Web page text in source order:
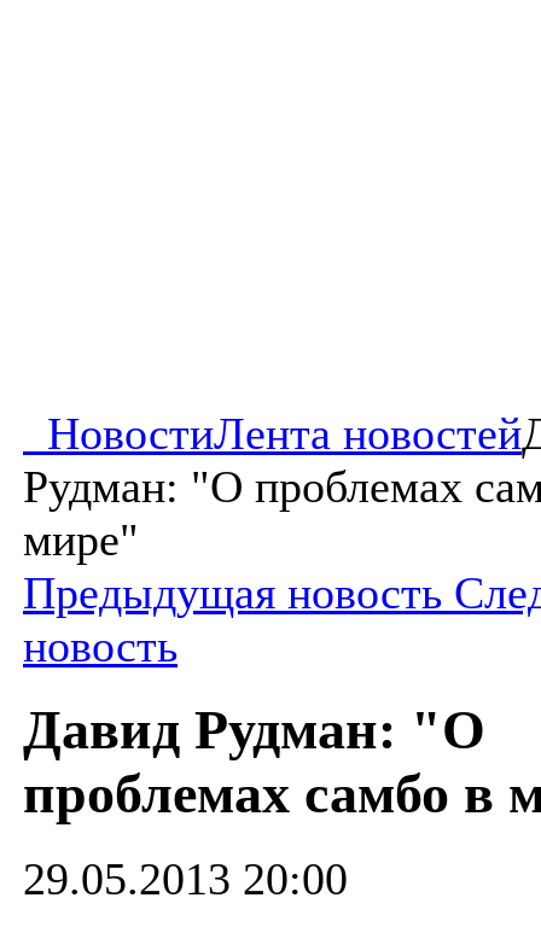
НовостиЛента новостей
Рудман: "О проблемах
мире"
Предыдущая новость
новость
Давид Рудман: "О
проблемах самбо в
29.05.2013 20:00